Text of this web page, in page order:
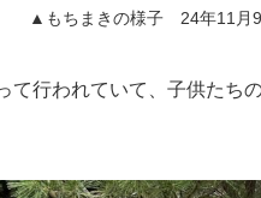
▲もちまきの様子 24年11月
て行われていて、子供たち